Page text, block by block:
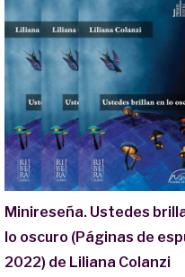
Minireseña. Ustedes
lo oscuro (Páginas de
2022) de Liliana Colanzi